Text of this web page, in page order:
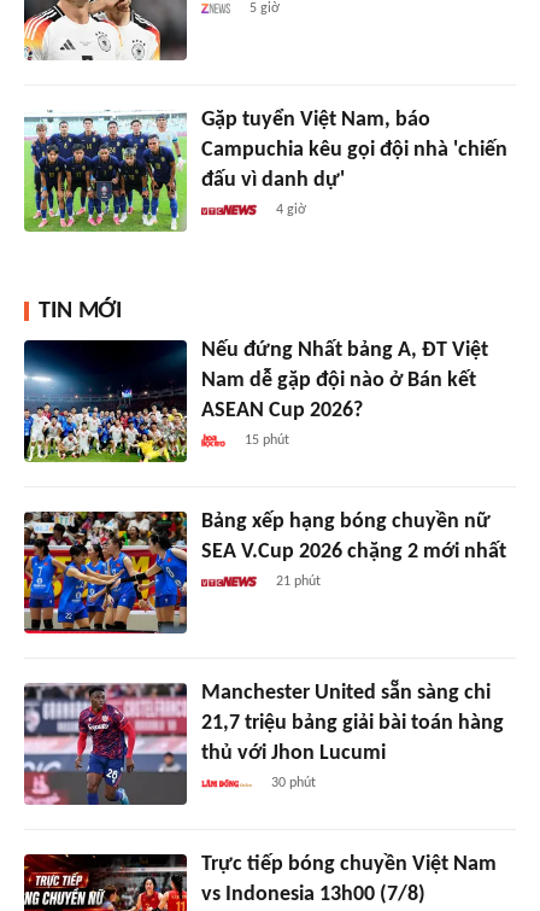
5 giờ
Gặp tuyển Việt Nam, báo
Campuchia kêu gọi đội nhà 'chiến
đấu vì danh dự'
4 giờ
TIN MỚI
Nếu đứng Nhất bảng A, ĐT Việt
Nam dễ gặp đội nào ở Bán kết
ASEAN Cup 2026?
15 phút
Bảng xếp hạng bóng chuyền nữ
SEA V.Cup 2026 chặng 2 mới nhất
21 phút
Manchester United sẵn sàng chi
21,7 triệu bảng giải bài toán hàng
thủ với Jhon Lucumi
30 phút
Trực tiếp bóng chuyền Việt Nam
vs Indonesia 13h00 (7/8)